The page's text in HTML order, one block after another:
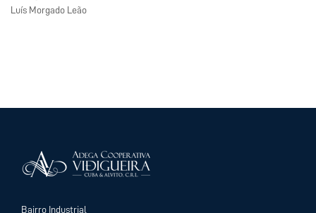
Luís Morgado Leão
Bairro Industrial